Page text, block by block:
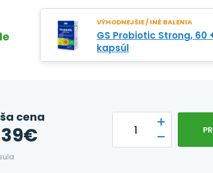
VÝHODNEJŠIE / INÉ BALENIA
GS Probiotic Strong, 60
kapsúl
cena
€